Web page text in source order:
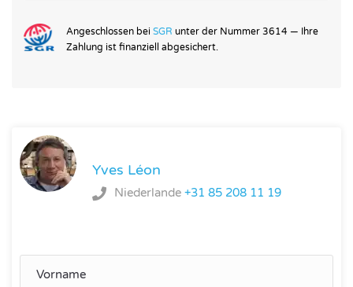
Angeschlossen bei SGR unter der Nummer 3614 — Ihre
Zahlung ist finanziell abgesichert.
Yves Léon
Niederlande +31 85 208 11 19